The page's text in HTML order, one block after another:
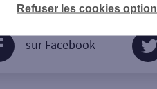
sur Facebook
Refuser les cookies